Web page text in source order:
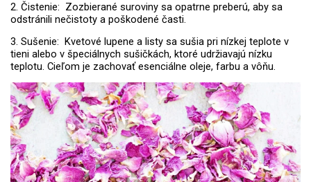
2. Čistenie: Zozbierané suroviny sa opatrne preberú, aby sa
odstránili nečistoty a poškodené časti.
3. Sušenie: Kvetové lupene a listy sa sušia pri nízkej teplote v
tieni alebo v špeciálnych sušičkách, ktoré udržiavajú nízku
teplotu. Cieľom je zachovať esenciálne oleje, farbu a vôňu.